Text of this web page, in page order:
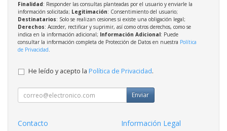
Finalidad: Responder las consultas planteadas por el usuario y enviarle la
información solicitada; Legitimación: Consentimiento del usuario;
Destinatarios: Solo se realizan cesiones si existe una obligación legal;
Derechos: Acceder, rectificar y suprimir, así como otros derechos, como se
indica en la información adicional; Información Adicional: Puede
consultar la información completa de Protección de Datos en nuestra Política
de Privacidad.
He leído y acepto la Política de Privacidad.
Enviar
Contacto
Información Legal